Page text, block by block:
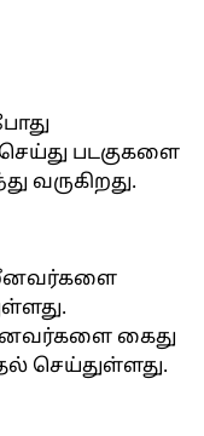
படகுகளை
வருகிறது.
மீனவர்களை
மீனவர்களை கைது
செய்துள்ளது.